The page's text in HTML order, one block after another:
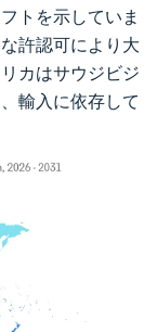
トを示していま
許認可により大
カはサウジビジ
輸入に依存して